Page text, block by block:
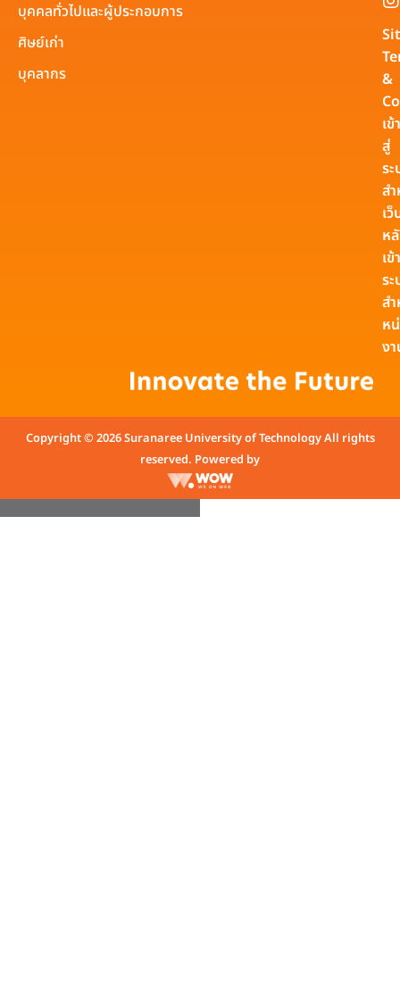
บุคคลทั่วไปและผู้ประกอบการ
ศิษย์เก่า
บุคลากร
&
เข้า
สู่
ร
ส
เ
ห
เข้
ร
ส
ห
ง
Copyright © 2026 Suranaree University of Technology All rights
reserved. Powered by